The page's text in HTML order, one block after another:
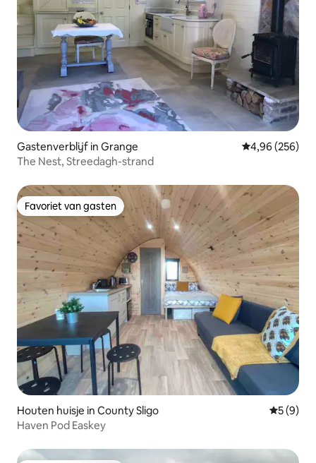
Gastenverblijf in Grange Gemiddelde
4,96 (256)
The Nest, Streedagh-strand
Favoriet van gasten
Favoriet van gasten
Houten huisje in County Sligo
5 (9)
Haven Pod Easkey